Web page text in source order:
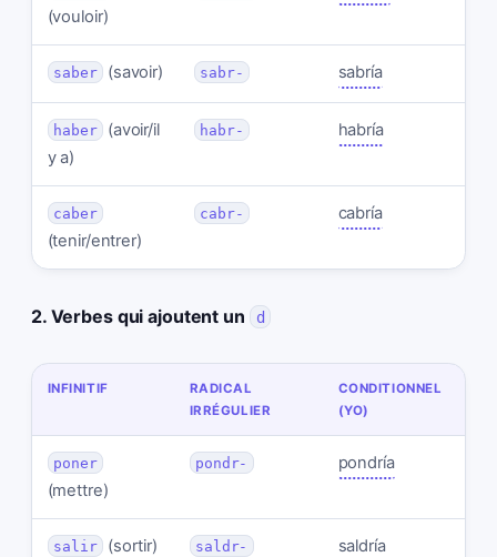
(vouloir)
saber (savoir) sabr- sabría
haber
(avoir/il
y a)
habr- habría
caber
(tenir/entrer)
cabr- cabría
2. Verbes qui ajoutent un d
INFINITIF
RADICAL
IRRÉGULIER
CONDITIONNEL
(YO)
poner
(mettre)
pondr- pondría
salir (sortir) saldr- saldría